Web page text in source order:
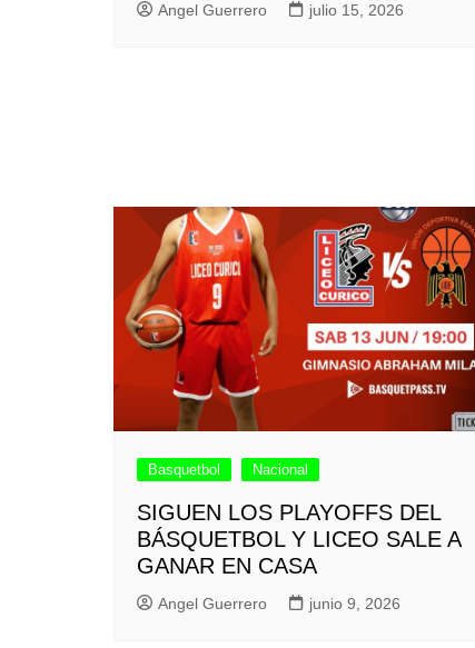
Angel Guerrero julio 15, 2026
Basquetbol Nacional
SIGUEN LOS PLAYOFFS DEL
BÁSQUETBOL Y LICEO SALE A
GANAR EN CASA
Angel Guerrero junio 9, 2026